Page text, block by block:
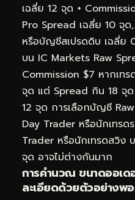
เฉลี่ย 12 จุด +
Pro Spread เฉลี่ย 10 จุ
หรือบัญชีสเปรดดิบ เฉลี่ย
บน IC Markets Raw
Commission $7 หากเท
จุด แต่ Spread กิน 18 จุด
12 จุด การเลือกบัญชี
Day Trader หรือนักเทรด
Trader หรือนักเทรดสวิง
จุด อาจไม่ต่างกันมาก
การคำนวณ ขนาดออเ
ละเอียดด้วยตัวอย่างพ